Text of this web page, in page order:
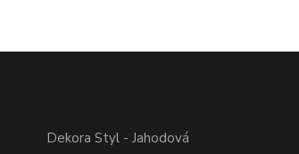
Dekora Styl - Jahodová